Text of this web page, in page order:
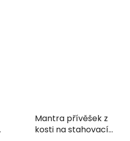
Mantra přívěšek z
kosti na stahovací